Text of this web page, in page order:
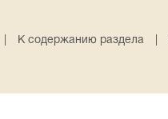
К содержанию раздела